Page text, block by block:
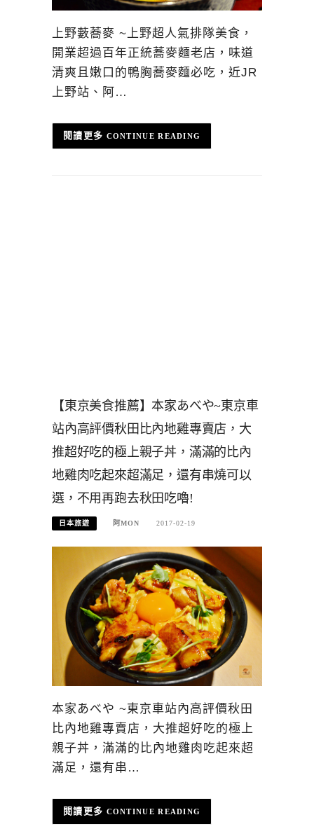
上野藪蕎麥 ~上野超人氣排隊美食，
開業超過百年正統蕎麥麵老店，味道
清爽且嫩口的鴨胸蕎麥麵必吃，近JR
上野站、阿…
CONTINUE READING
【東京美食推薦】本家あべや~東京車
站內高評價秋田比內地雞專賣店，大
推超好吃的極上親子丼，滿滿的比內
地雞肉吃起來超滿足，還有串燒可以
選，不用再跑去秋田吃嚕!
日本旅遊 阿MON 2017-02-19
本家あべや ~東京車站內高評價秋田
比內地雞專賣店，大推超好吃的極上
親子丼，滿滿的比內地雞肉吃起來超
滿足，還有串…
CONTINUE READING